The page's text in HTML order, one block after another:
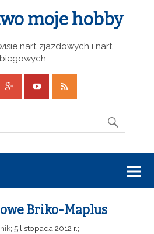
moje hobby
nart zjazdowych i nart
biegowych.
Briko-Maplus
; 5 listopada 2012 r.;